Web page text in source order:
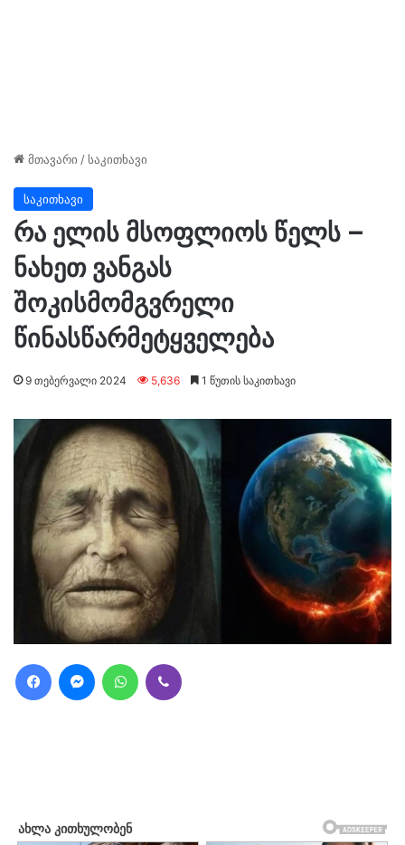
მთავარი /საკითხავი
საკითხავი
რა ელის მსოფლიოს წელს –
ნახეთ ვანგას
შოკისმომგვრელი
წინასწარმეტყველება
9 თებერვალი 2024 5,636 1 წუთის საკითხავი
FacebookMessengerWhatsApp